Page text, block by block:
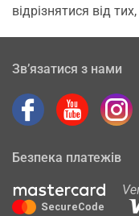
відрізнятися від
Зв’язатися з нами
Безпека платежів